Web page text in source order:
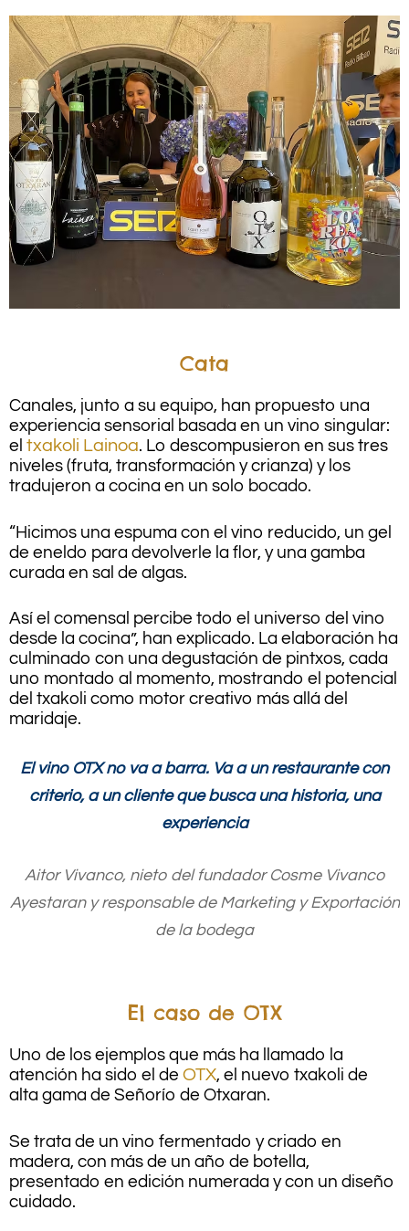
Cata
Canales, junto a su equipo, han propuesto una
experiencia sensorial basada en un vino singular:
el txakoli Lainoa. Lo descompusieron en sus tres
niveles (fruta, transformación y crianza) y los
tradujeron a cocina en un solo bocado.
“Hicimos una espuma con el vino reducido, un gel
de eneldo para devolverle la flor, y una gamba
curada en sal de algas.
Así el comensal percibe todo el universo del vino
desde la cocina”, han explicado. La elaboración ha
culminado con una degustación de pintxos, cada
uno montado al momento, mostrando el potencial
del txakoli como motor creativo más allá del
maridaje.
El vino OTX no va a barra. Va a un restaurante con
criterio, a un cliente que busca una historia, una
experiencia
Aitor Vivanco, nieto del fundador Cosme Vivanco
Ayestaran y responsable de Marketing y Exportación
de la bodega
El caso de OTX
Uno de los ejemplos que más ha llamado la
atención ha sido el de OTX, el nuevo txakoli de
alta gama de Señorío de Otxaran.
Se trata de un vino fermentado y criado en
madera, con más de un año de botella,
presentado en edición numerada y con un diseño
cuidado.